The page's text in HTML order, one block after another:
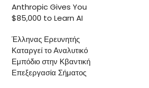
Anthropic Gives You
$85,000 to Learn AI
Έλληνας Ερευνητής
Καταργεί το Αναλυτικό
Εμπόδιο στην Κβαντική
Επεξεργασία Σήματος